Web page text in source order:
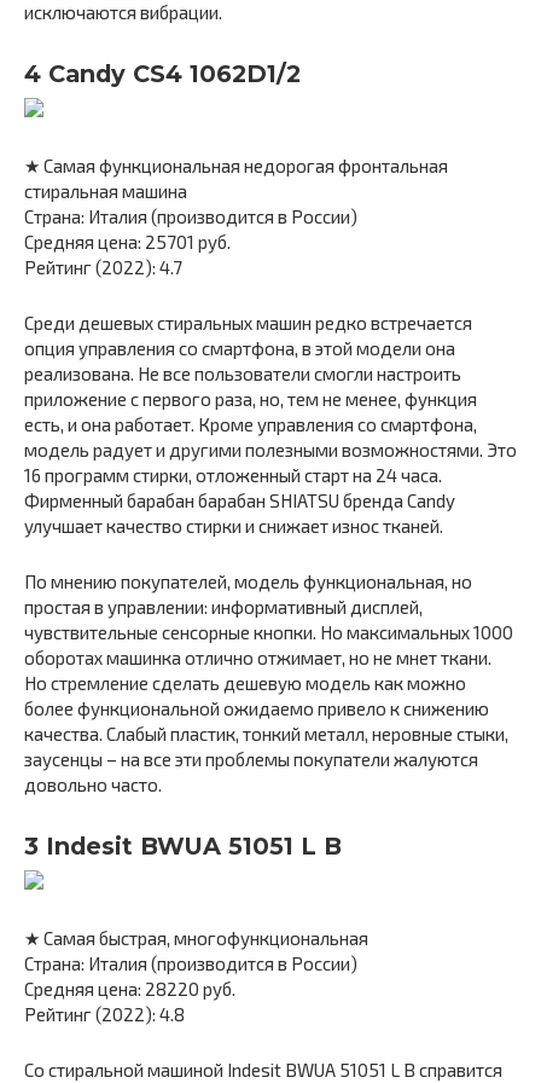
исключаются вибрации.
4 Candy CS4 1062D1/2
★ Самая функциональная недорогая фронтальная
стиральная машина
Страна: Италия (производится в России)
Средняя цена: 25701 руб.
Рейтинг (2022): 4.7
Среди дешевых стиральных машин редко встречается
опция управления со смартфона, в этой модели она
реализована. Не все пользователи смогли настроить
приложение с первого раза, но, тем не менее, функция
есть, и она работает. Кроме управления со смартфона,
модель радует и другими полезными возможностями. Это
16 программ стирки, отложенный старт на 24 часа.
Фирменный барабан барабан SHIATSU бренда Candy
улучшает качество стирки и снижает износ тканей.
По мнению покупателей, модель функциональная, но
простая в управлении: информативный дисплей,
чувствительные сенсорные кнопки. Но максимальных 1000
оборотах машинка отлично отжимает, но не мнет ткани.
Но стремление сделать дешевую модель как можно
более функциональной ожидаемо привело к снижению
качества. Слабый пластик, тонкий металл, неровные стыки,
заусенцы – на все эти проблемы покупатели жалуются
довольно часто.
3 Indesit BWUA 51051 L B
★ Самая быстрая, многофункциональная
Страна: Италия (производится в России)
Средняя цена: 28220 руб.
Рейтинг (2022): 4.8
Со стиральной машиной Indesit BWUA 51051 L B справится